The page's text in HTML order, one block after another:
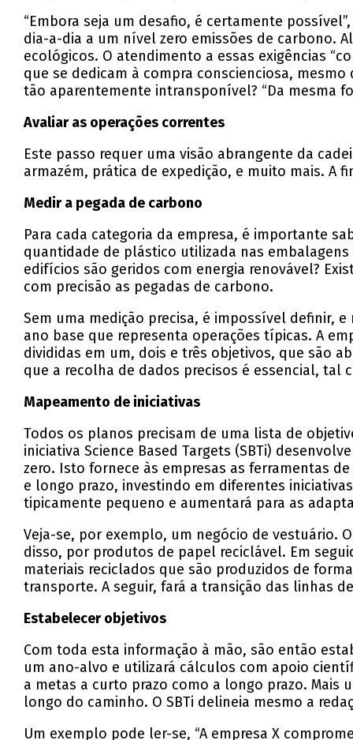
“Embora seja um desafio, é certamente
dia-a-dia a um nível zero emissões de carbono.
ecológicos. O atendimento a essas exigências
que se dedicam à compra conscienciosa,
tão aparentemente intransponível? “Da mesma
Avaliar as operações correntes
Este passo requer uma visão abrangente da
armazém, prática de expedição, e muito mais. A
Medir a pegada de carbono
Para cada categoria da empresa, é importante
quantidade de plástico utilizada nas
edifícios são geridos com energia renovável?
com precisão as pegadas de carbono.
Sem uma medição precisa, é impossível definir,
ano base que representa operações típicas. A
divididas em um, dois e três objetivos, que são
que a recolha de dados precisos é essencial,
Mapeamento de iniciativas
Todos os planos precisam de uma lista de
iniciativa Science Based Targets (SBTi)
zero. Isto fornece às empresas as ferramentas
e longo prazo, investindo em diferentes
tipicamente pequeno e aumentará para as
Veja-se, por exemplo, um negócio de vestuário.
disso, por produtos de papel reciclável. Em
materiais reciclados que são produzidos de
transporte. A seguir, fará a transição das linhas
Estabelecer objetivos
Com toda esta informação à mão, são então
um ano-alvo e utilizará cálculos com apoio
a metas a curto prazo como a longo prazo. Mais
longo do caminho. O SBTi delineia mesmo a
Um exemplo pode ler-se, “A empresa X